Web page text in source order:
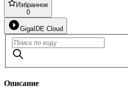
Избранное
0
GigaIDE Cloud
Описание